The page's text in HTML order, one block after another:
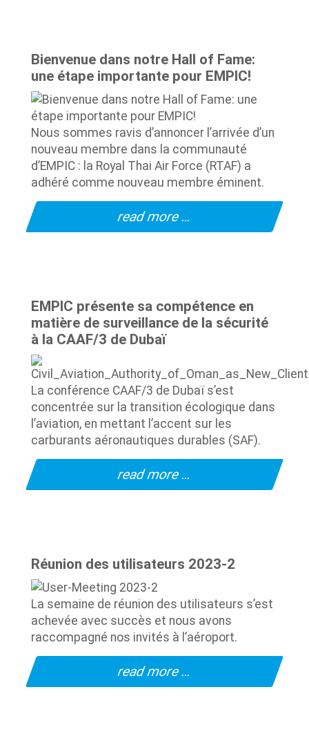
Bienvenue dans notre Hall of Fame:
une étape importante pour EMPIC!
Nous sommes ravis d’annoncer l’arrivée d’un
nouveau membre dans la communauté
d’EMPIC : la Royal Thai Air Force (RTAF) a
adhéré comme nouveau membre éminent.
read more …
EMPIC présente sa compétence en
matière de surveillance de la sécurité
à la CAAF/3 de Dubaï
La conférence CAAF/3 de Dubaï s’est
concentrée sur la transition écologique dans
l’aviation, en mettant l’accent sur les
carburants aéronautiques durables (SAF).
read more …
Réunion des utilisateurs 2023-2
La semaine de réunion des utilisateurs s’est
achevée avec succès et nous avons
raccompagné nos invités à l’aéroport.
read more …